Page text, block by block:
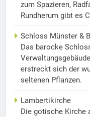
zum Spazieren,
Rundherum gibt es
Schloss Münster &
Das barocke
erstreckt sich der
seltenen Pflanzen.
Lambertikirche
Die gotische Kirche